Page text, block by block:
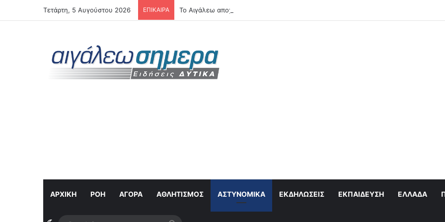
Τετάρτη, 5 Αυγούστου 2026 ΕΠΙΚΑΙΡΑ Το Αιγάλεω αποχαιρετά τον Λάκη Χαλκιά
ΑΡΧΙΚΗ ΡΟΉ ΑΓΟΡΆ ΑΘΛΗΤΙΣΜΌΣ ΑΣΤΥΝΟΜΙΚΆ ΕΚΔΗΛΏΣΕΙΣ ΕΚΠΑΊΔΕΥΣΗ ΕΛΛΆΔΑ